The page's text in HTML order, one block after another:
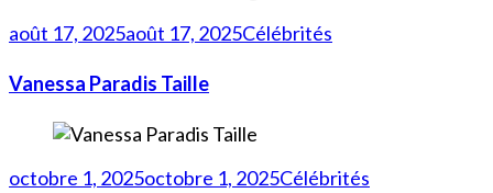
août 17, 2025août 17, 2025Célébrités
Vanessa Paradis Taille
octobre 1, 2025octobre 1, 2025Célébrités